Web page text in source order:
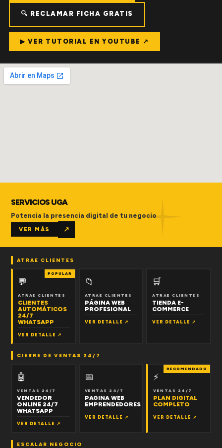
🔍 RECLAMAR FICHA GRATIS
▶ VER TUTORIAL EN YOUTUBE ↗
SERVICIOS UGA
Potencia la presencia digital de tu negocio
VER MÁS ↗
ATRAE CLIENTES
POPULAR
💬
ATRAE CLIENTES
CLIENTES
AUTOMÁTICOS
24/7
WHATSAPP
VER DETALLE ↗
📁
ATRAE CLIENTES
PÁGINA WEB
PROFESIONAL
VER DETALLE ↗
🛒
ATRAE CLIENTES
TIENDA E-
COMMERCE
VER DETALLE ↗
CIERRE DE VENTAS 24/7
🤖
VENTAS 24/7
VENDEDOR
ONLINE 24/7
WHATSAPP
VER DETALLE ↗
📅
VENTAS 24/7
PAGINA WEB
EMPRENDEDORES
VER DETALLE ↗
RECOMENDADO
⚡
VENTAS 24/7
PLAN DIGITAL
COMPLETO
VER DETALLE ↗
ESCALAR NEGOCIO